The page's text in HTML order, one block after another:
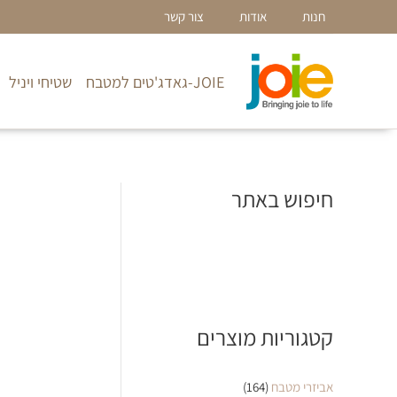
לתוכן
חנות אודות צור קשר
JOIE-גאדג'טים למטבח שטיחי ויניל
חיפוש באתר
קטגוריות מוצרים
אביזרי מטבח (164)